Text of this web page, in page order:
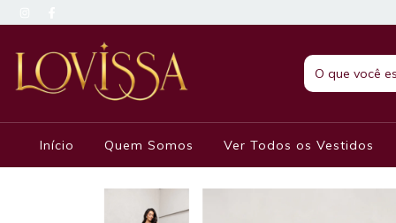
Início Quem Somos Ver Todos os Vestidos